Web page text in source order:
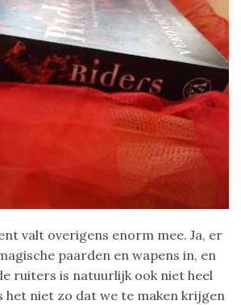
valt overigens enorm mee. Ja, er
paarden en wapens in, en
ruiters is natuurlijk ook niet heel
het niet zo dat we te maken krijgen